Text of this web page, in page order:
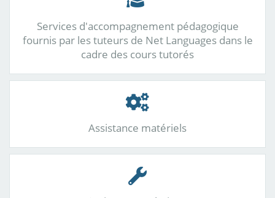
Services d'accompagnement pédagogique
fournis par les tuteurs de Net Languages dans le
cadre des cours tutorés
Assistance matériels